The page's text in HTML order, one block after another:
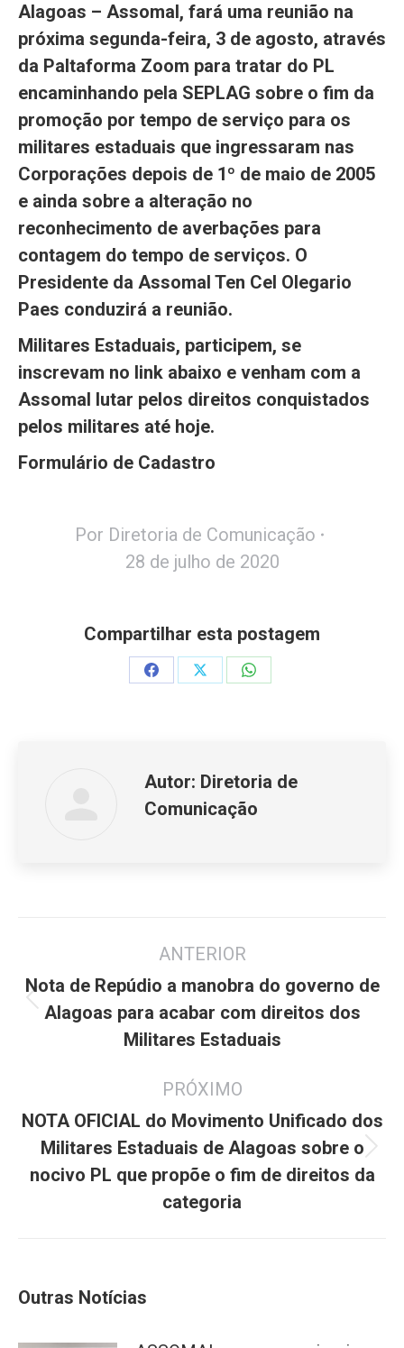
Alagoas – Assomal, fará uma reunião na
próxima segunda-feira, 3 de agosto, através
da Paltaforma Zoom para tratar do PL
encaminhando pela SEPLAG sobre o fim da
promoção por tempo de serviço para os
militares estaduais que ingressaram nas
Corporações depois de 1º de maio de 2005
e ainda sobre a alteração no
reconhecimento de averbações para
contagem do tempo de serviços. O
Presidente da Assomal Ten Cel Olegario
Paes conduzirá a reunião.
Militares Estaduais, participem, se
inscrevam no link abaixo e venham com a
Assomal lutar pelos direitos conquistados
pelos militares até hoje.
Formulário de Cadastro
Por Diretoria de Comunicação
28 de julho de 2020
Compartilhar esta postagem
Share
Share
Share
Autor: Diretoria de
Comunicação
post:
ANTERIOR
Post
anterior:
Nota de Repúdio a manobra do governo de
Alagoas para acabar com direitos dos
Militares Estaduais
PRÓXIMO
Próximo
post:
NOTA OFICIAL do Movimento Unificado dos
Militares Estaduais de Alagoas sobre o
nocivo PL que propõe o fim de direitos da
categoria
Outras Notícias